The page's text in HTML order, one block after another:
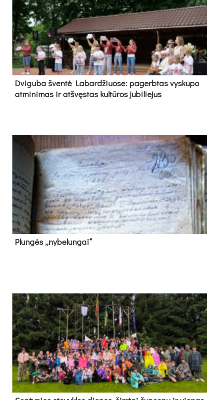
Dvi­gu­ba šven­tė La­bar­džiuo­se: pa­gerb­tas vys­ku­po
at­mi­ni­mas ir at­švęs­tas kul­tū­ros ju­bi­lie­jus
Plun­gės „ny­be­lun­gai“